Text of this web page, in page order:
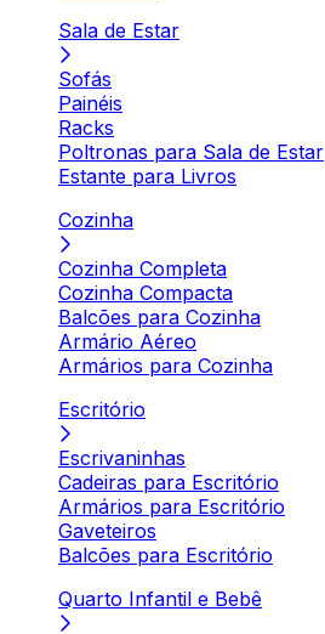
Sala de Estar
Sofás
Painéis
Racks
Poltronas para Sala de Estar
Estante para Livros
Cozinha
Cozinha Completa
Cozinha Compacta
Balcões para Cozinha
Armário Aéreo
Armários para Cozinha
Escritório
Escrivaninhas
Cadeiras para Escritório
Armários para Escritório
Gaveteiros
Balcões para Escritório
Quarto Infantil e Bebê